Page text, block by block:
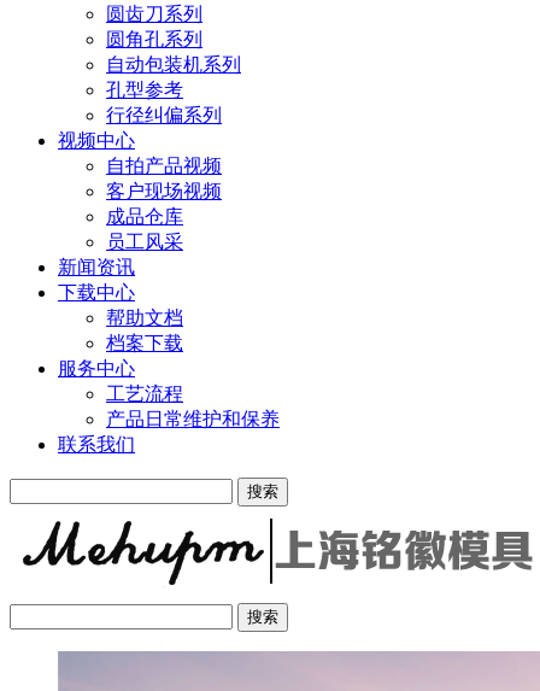
圆齿刀系列
圆角孔系列
自动包装机系列
孔型参考
行径纠偏系列
视频中心
自拍产品视频
客户现场视频
成品仓库
员工风采
新闻资讯
下载中心
帮助文档
档案下载
服务中心
工艺流程
产品日常维护和保养
联系我们